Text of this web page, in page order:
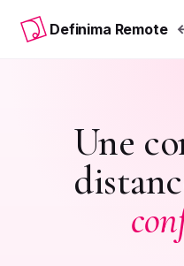
Definima Remote
Une